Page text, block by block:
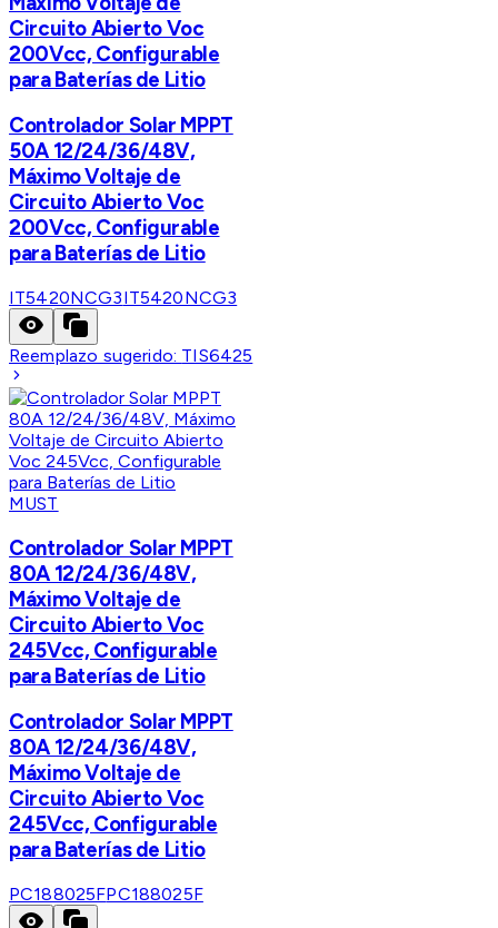
Circuito Abierto Voc
200Vcc, Configurable
para Baterías de Litio
Controlador Solar MPPT
50A 12/24/36/48V,
Máximo Voltaje de
Circuito Abierto Voc
200Vcc, Configurable
para Baterías de Litio
IT5420NCG3IT5420NCG3
Reemplazo sugerido: TIS6425
MUST
Controlador Solar MPPT
80A 12/24/36/48V,
Máximo Voltaje de
Circuito Abierto Voc
245Vcc, Configurable
para Baterías de Litio
Controlador Solar MPPT
80A 12/24/36/48V,
Máximo Voltaje de
Circuito Abierto Voc
245Vcc, Configurable
para Baterías de Litio
PC188025FPC188025F